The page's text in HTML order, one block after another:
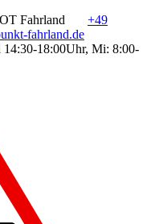
Fahrland
+49
fahrland.de
14:30-18:00Uhr, Mi: 8:00-